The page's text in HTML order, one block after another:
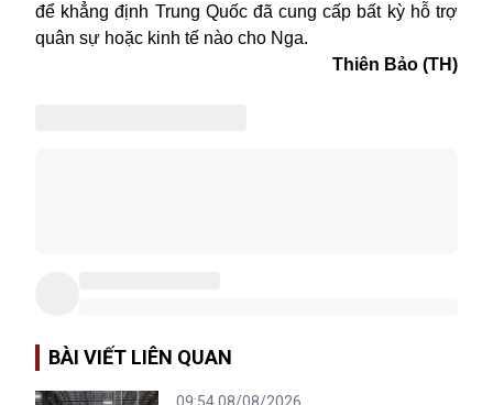
để khẳng định Trung Quốc đã cung cấp bất kỳ hỗ trợ
quân sự hoặc kinh tế nào cho Nga.
Thiên Bảo (TH)
BÀI VIẾT LIÊN QUAN
09:54 08/08/2026